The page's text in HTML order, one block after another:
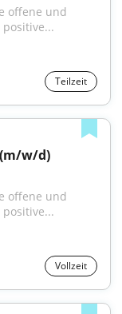
offene und
Teilzeit
w/d)
offene und
Vollzeit